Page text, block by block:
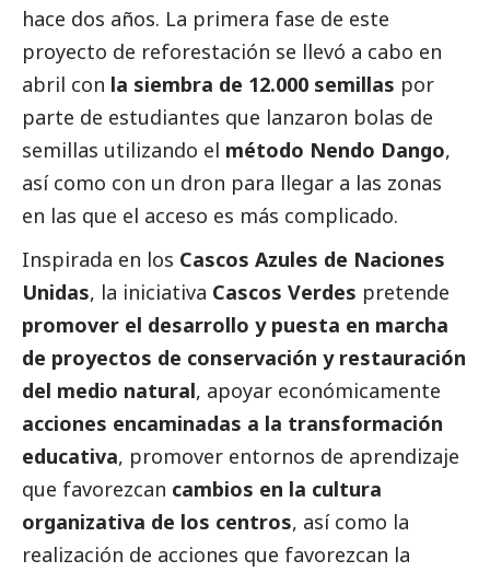
hace dos años. La primera fase de este
proyecto de reforestación se llevó a cabo en
abril con la siembra de 12.000 semillas por
parte de estudiantes que lanzaron bolas de
semillas utilizando el método Nendo Dango,
así como con un dron para llegar a las zonas
en las que el acceso es más complicado.
Inspirada en los Cascos Azules de Naciones
Unidas, la iniciativa Cascos Verdes pretende
promover el desarrollo y puesta en marcha
de proyectos de conservación y restauración
del medio natural, apoyar económicamente
acciones encaminadas a la transformación
educativa, promover entornos de aprendizaje
que favorezcan cambios en la cultura
organizativa de los centros, así como la
realización de acciones que favorezcan la